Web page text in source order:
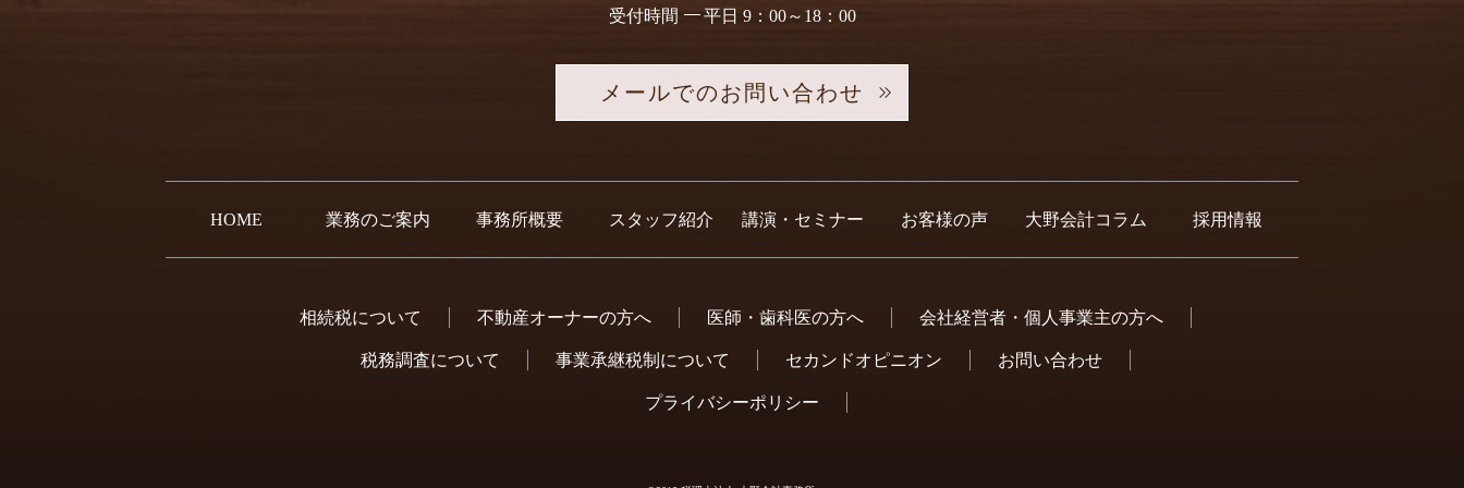
受付時間 平日 9：00～18：00
メールでのお問い合わせ
HOME 業務のご案内 事務所概要 スタッフ紹介 講演・セミナー お客様の声 大野会計コラム 採用情報
相続税について 不動産オーナーの方へ 医師・歯科医の方へ 会社経営者・個人事業主の方へ
税務調査について 事業承継税制について セカンドオピニオン お問い合わせ
プライバシーポリシー